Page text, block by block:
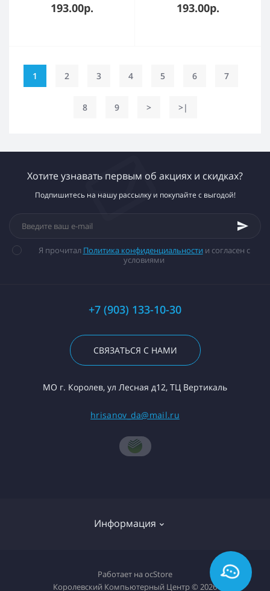
193.00р. 193.00р.
1 2 3 4 5 6 7
8 9 > >|
Хотите узнавать первым об акциях и скидках?
Подпишитесь на нашу рассылку и покупайте с выгодой!
Я прочитал Политика конфиденциальности и согласен с
условиями
+7 (903) 133-10-30
СВЯЗАТЬСЯ С НАМИ
МО г. Королев, ул Лесная д12, ТЦ Вертикаль
hrisanov_da@mail.ru
Информация
О компании
Работает на ocStore
Королевский Компьютерный Центр © 2026